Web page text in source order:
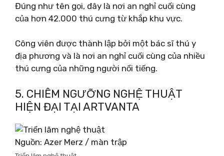
Đúng như tên gọi, đây là nơi an nghỉ cuối cùng
của hơn 42.000 thú cưng từ khắp khu vực.
Công viên được thành lập bởi một bác sĩ thú y
địa phương và là nơi an nghỉ cuối cùng của nhiều
thú cưng của những người nổi tiếng.
5. CHIÊM NGƯỠNG NGHỆ THUẬT
HIỆN ĐẠI TẠI ARTVANTA
Nguồn: Azer Merz / màn trập